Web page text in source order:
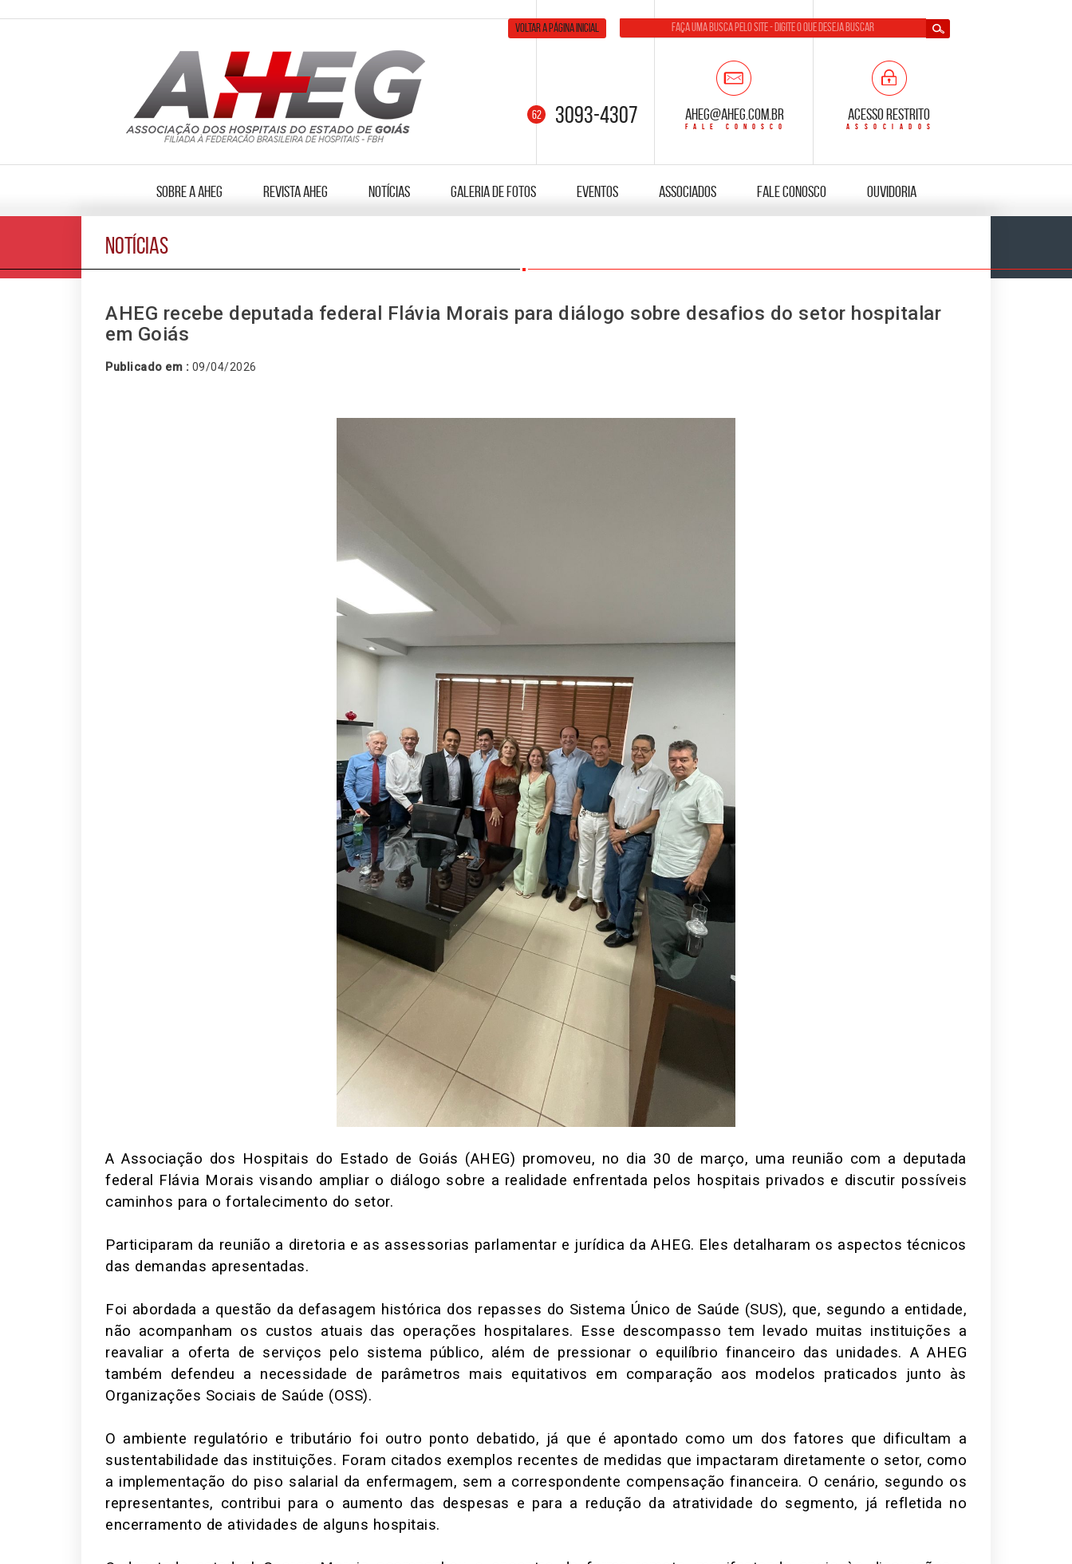
Voltar a página inicial
3093-4307 aheg@aheg.com.br Acesso Restrito
Sobre a AHEG Revista AHEG Notícias Galeria de fotos Eventos Associados Fale Conosco Ouvidoria
NOTÍCIAS
AHEG recebe deputada federal Flávia Morais para diálogo sobre desafios do setor hospitalar
em Goiás
Publicado em : 09/04/2026
A Associação dos Hospitais do Estado de Goiás (AHEG) promoveu, no dia 30 de março, uma reunião com a deputada
federal Flávia Morais visando ampliar o diálogo sobre a realidade enfrentada pelos hospitais privados e discutir possíveis
caminhos para o fortalecimento do setor.
Participaram da reunião a diretoria e as assessorias parlamentar e jurídica da AHEG. Eles detalharam os aspectos técnicos
das demandas apresentadas.
Foi abordada a questão da defasagem histórica dos repasses do Sistema Único de Saúde (SUS), que, segundo a entidade,
não acompanham os custos atuais das operações hospitalares. Esse descompasso tem levado muitas instituições a
reavaliar a oferta de serviços pelo sistema público, além de pressionar o equilíbrio financeiro das unidades. A AHEG
também defendeu a necessidade de parâmetros mais equitativos em comparação aos modelos praticados junto às
Organizações Sociais de Saúde (OSS).
O ambiente regulatório e tributário foi outro ponto debatido, já que é apontado como um dos fatores que dificultam a
sustentabilidade das instituições. Foram citados exemplos recentes de medidas que impactaram diretamente o setor, como
a implementação do piso salarial da enfermagem, sem a correspondente compensação financeira. O cenário, segundo os
representantes, contribui para o aumento das despesas e para a redução da atratividade do segmento, já refletida no
encerramento de atividades de alguns hospitais.